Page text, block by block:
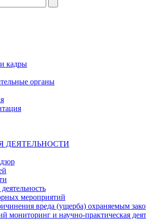
кадры
органы
ДЕЯТЕЛЬНОСТИ
мероприятий
вреда (ущерба) охраняемым
мониторинг и научно-практическая